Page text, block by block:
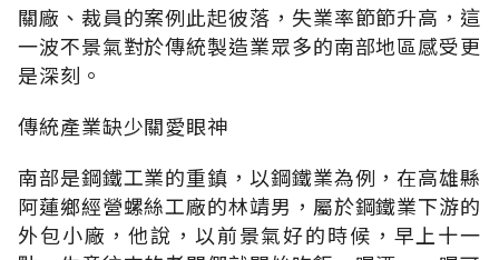
關廠、裁員的案例此起彼落，失業率節節升高，這
一波不景氣對於傳統製造業眾多的南部地區感受更
是深刻。
傳統產業缺少關愛眼神
南部是鋼鐵工業的重鎮，以鋼鐵業為例，在高雄縣
阿蓮鄉經營螺絲工廠的林靖男，屬於鋼鐵業下游的
外包小廠，他說，以前景氣好的時候，早上十一